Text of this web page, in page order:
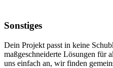
Sonstiges
Dein Projekt passt in keine
maßgeschneiderte Lösungen für
uns einfach an, wir finden